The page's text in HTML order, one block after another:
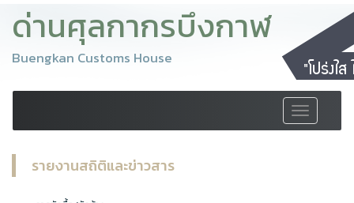
ด่านศุลกากรบึงกาฬ
Buengkan Customs House
Toggle
navigation
รายงานสถิติและข่าวสาร